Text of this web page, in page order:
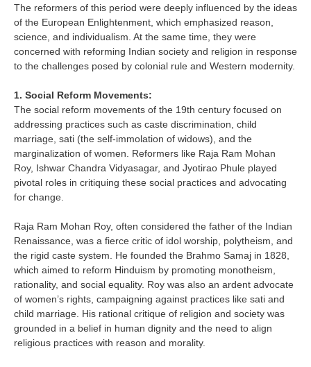
The reformers of this period were deeply influenced by the ideas
of the European Enlightenment, which emphasized reason,
science, and individualism. At the same time, they were
concerned with reforming Indian society and religion in response
to the challenges posed by colonial rule and Western modernity.
1. Social Reform Movements:
The social reform movements of the 19th century focused on
addressing practices such as caste discrimination, child
marriage, sati (the self-immolation of widows), and the
marginalization of women. Reformers like Raja Ram Mohan
Roy, Ishwar Chandra Vidyasagar, and Jyotirao Phule played
pivotal roles in critiquing these social practices and advocating
for change.
Raja Ram Mohan Roy, often considered the father of the Indian
Renaissance, was a fierce critic of idol worship, polytheism, and
the rigid caste system. He founded the Brahmo Samaj in 1828,
which aimed to reform Hinduism by promoting monotheism,
rationality, and social equality. Roy was also an ardent advocate
of women’s rights, campaigning against practices like sati and
child marriage. His rational critique of religion and society was
grounded in a belief in human dignity and the need to align
religious practices with reason and morality.